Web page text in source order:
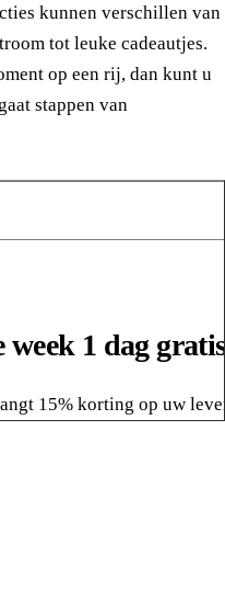
kunnen verschillen van
tot leuke cadeautjes.
op een rij, dan kunt u
stappen van
week 1 dag
15% korting op uw